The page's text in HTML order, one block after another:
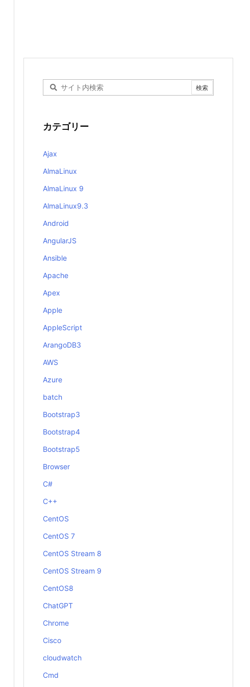
カテゴリー
Ajax
AlmaLinux
AlmaLinux 9
AlmaLinux9.3
Android
AngularJS
Ansible
Apache
Apex
Apple
AppleScript
ArangoDB3
AWS
Azure
batch
Bootstrap3
Bootstrap4
Bootstrap5
Browser
C#
C++
CentOS
CentOS 7
CentOS Stream 8
CentOS Stream 9
CentOS8
ChatGPT
Chrome
Cisco
cloudwatch
Cmd